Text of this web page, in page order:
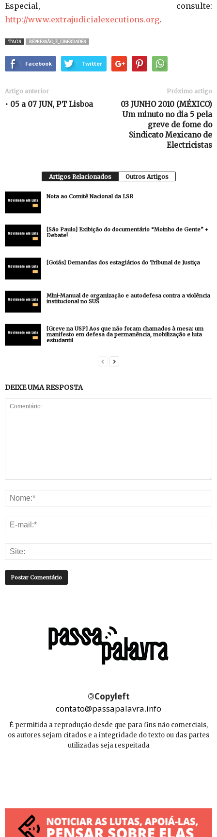
Especial, consulte:
http://www.extrajudicialexecutions.org.
TAGS REPRESSÃO_E_LIBERDADES
Facebook Twitter
Artigo anterior
• 05 a 07 JUN, PT Lisboa
Próximo artigo
03 JUNHO 2010 (MÉXICO)
Um minuto no dia 5 pela
greve de fome do
Sindicato Mexicano de
Electricistas
Artigos Relacionados Outros Artigos
Nota ao Comitê Nacional da LSR
[São Paulo] Exibição do documentário “Moinho de Gente” +
Debate!
[Goiás] Demandas dos estagiários do Tribunal de Justiça
Mini-Manual de organização e autodefesa contra a violência
institucional no SUS
[Greve na USP] Aos que não foram chamados à mesa: um
manifesto em defesa da permanência, mobilização e luta
estudantil
DEIXE UMA RESPOSTA
©Copyleft
contato@passapalavra.info
É permitida a reprodução desde que para fins não comerciais,
os autores sejam citados e a integridade do texto ou das partes
utilizadas seja respeitada